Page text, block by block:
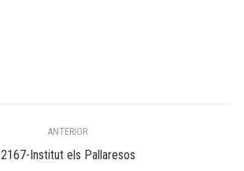
ANTERIOR
Álbum
2167-Institut els Pallaresos